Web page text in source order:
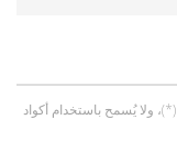
ولا يُسمح باستخدام أكواد